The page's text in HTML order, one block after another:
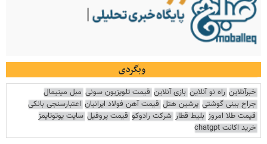
وبگردی
خبرآنلاین راه نو آنلاین بازی آنلاین قیمت تلویزیون سونی مبل مینیمال
جراح بینی گوشتی پرشین هتل قیمت آهن فولاد ایرانیان اعتبارسنجی بانکی
قیمت طلا امروز بلیط قطار شرکت رادوکو قیمت پروفیل سایت یوتوتایمز
خرید اکانت chatgpt